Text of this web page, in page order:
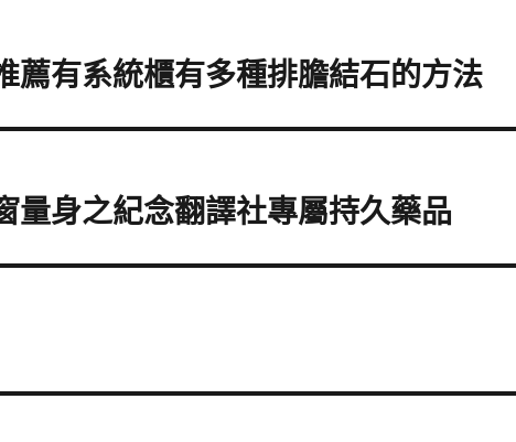
薦有系統櫃有多種排膽結石的方法
量身之紀念翻譯社專屬持久藥品